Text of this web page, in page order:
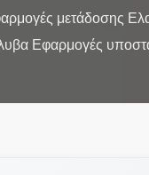
μετάδοσης